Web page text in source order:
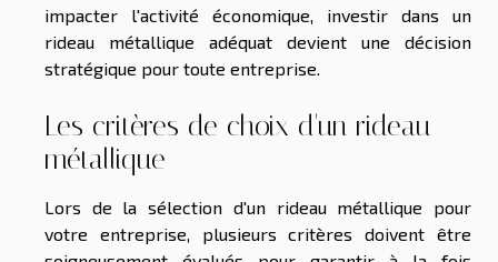
impacter l'activité économique, investir dans un
rideau métallique adéquat devient une décision
stratégique pour toute entreprise.
Les critères de choix d'un rideau
métallique
Lors de la sélection d'un rideau métallique pour
votre entreprise, plusieurs critères doivent être